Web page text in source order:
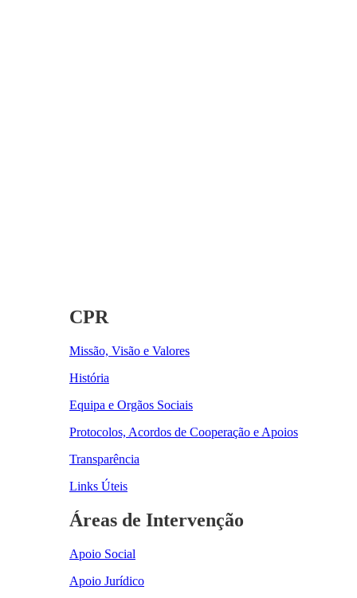
CPR
Missão, Visão e Valores
História
Equipa e Orgãos Sociais
Protocolos, Acordos de Cooperação e Apoios
Transparência
Links Úteis
Áreas de Intervenção
Apoio Social
Apoio Jurídico